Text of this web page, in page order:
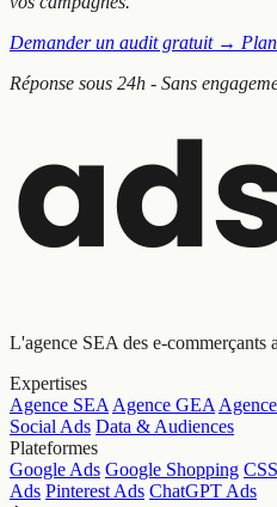
Demander un audit gratuit →
Réponse sous 24h - Sans
L'agence SEA des e-commerçants
Expertises
Agence SEAAgence GEA
Social Ads Data & Audiences
Plateformes
Google Ads Google Shopping
Ads Pinterest Ads ChatGPT Ads